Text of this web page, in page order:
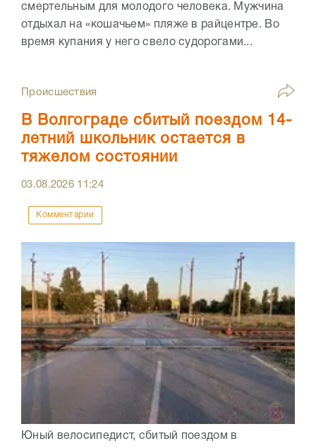
смертельным для молодого человека. Мужчина
отдыхал на «кошачьем» пляже в райцентре. Во
время купания у него свело судорогами...
Происшествия
В Волгограде сбитый поездом 14-
летний школьник остается в
тяжелом состоянии
03.08.2026 11:24
Комментарии
Юный велосипедист, сбитый поездом в